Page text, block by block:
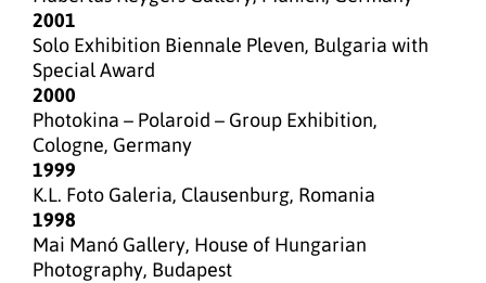
2001
Solo Exhibition Biennale Pleven, Bulgaria with
Special Award
2000
Photokina – Polaroid – Group Exhibition,
Cologne, Germany
1999
K.L. Foto Galeria, Clausenburg, Romania
1998
Mai Manó Gallery, House of Hungarian
Photography, Budapest